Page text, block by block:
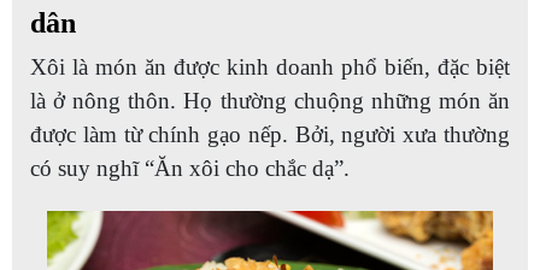
dân
Xôi là món ăn được kinh doanh phổ biến, đặc biệt
là ở nông thôn. Họ thường chuộng những món ăn
được làm từ chính gạo nếp. Bởi, người xưa thường
có suy nghĩ “Ăn xôi cho chắc dạ”.